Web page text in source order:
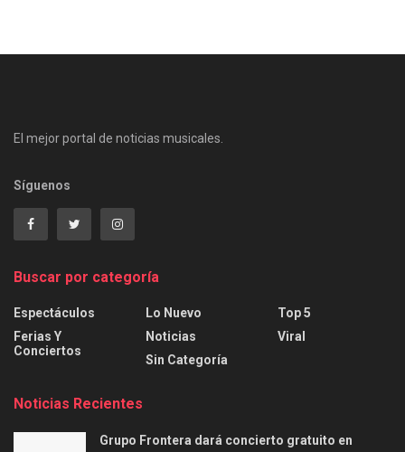
El mejor portal de noticias musicales.
Síguenos
Buscar por categoría
Espectáculos
Ferias Y
Conciertos
Lo Nuevo
Noticias
Sin Categoría
Top 5
Viral
Noticias Recientes
Grupo Frontera dará concierto gratuito en